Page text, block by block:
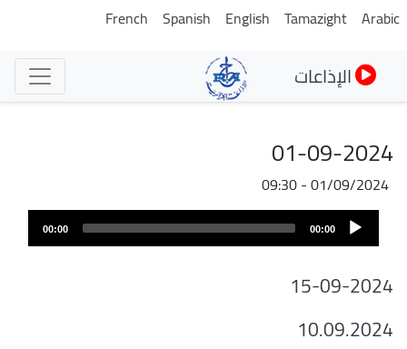
تجاوز
Arabic
Tamazight
English
Spanish
French
الإذاعات
01-09-2024
01/09/2024 - 09:30
Audio
Player
00:00
00:00
15-09-2024
10.09.2024